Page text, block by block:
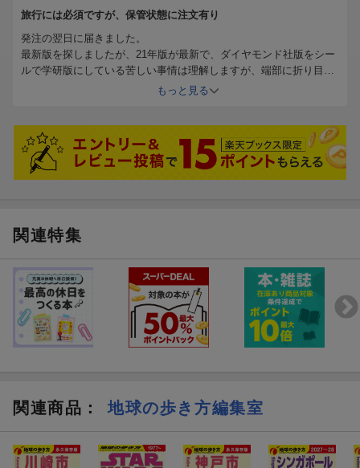
バルセロナ、モンセラート、シッチェス、タラゴナ、ジローナ、
フィゲラス、アンドラ、バレンシア、マヨルカ島 ／ …ほか
アンダルシア
グラナダ、コルドバ、ハエン、セビーリャ、カルモナ、カディ
ジェ、ジブラルタル、タリファ ／ …ほか
ナバーラ ／ アラゴン ／ リオハ
バスク ／ カンタブリア ／ アストゥリアス ／ ガリシア
サン・セバスティアン、ビルバオ、ゲルニカ、ビトリア、オビエ
●エリア特集
「アンダルシアの白い村」、「サンティアゴ巡礼の道」「フレン
チバスクへの旅」 ／ …ほか
旅行には必須ですが、保管状態に注文有り
発注の翌日に届きました。
最新版を探しましたが、21年版が最新で、ダイヤモンド社版をシー
ルで学研版にしている苦しい事情は理解しますが、端部に折り目が
あり、保管はしっかりして欲しいです。
もっと見る
関連特集
関連商品 ： 地球の歩き方編集室